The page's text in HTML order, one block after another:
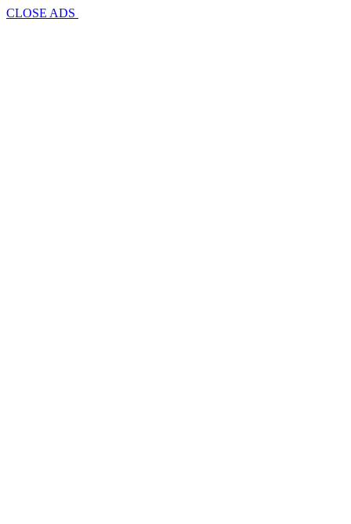
CLOSE ADS